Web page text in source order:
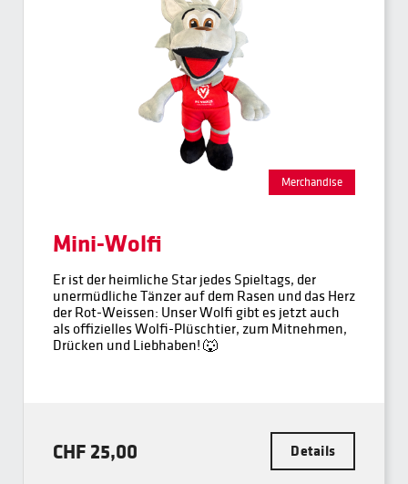
Merchandise
Mini-Wolfi
Er ist der heimliche Star jedes Spieltags, der
unermüdliche Tänzer auf dem Rasen und das Herz
der Rot-Weissen: Unser Wolfi gibt es jetzt auch
als offizielles Wolfi-Plüschtier, zum Mitnehmen,
Drücken und Liebhaben! 🐺
CHF 25,00 Details